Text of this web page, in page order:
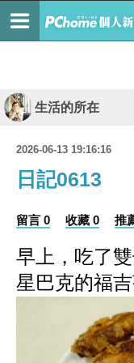
生活的所在
2026-06-13 19:16:16
日記0613
留言 0 收藏 0 推
早上， 吃了
星巴克的福